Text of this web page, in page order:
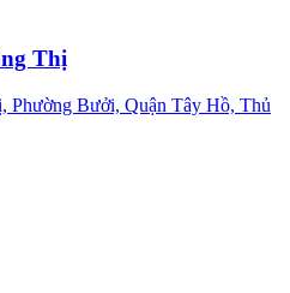
Thị
Phường Bưởi, Quận Tây Hồ, Thủ